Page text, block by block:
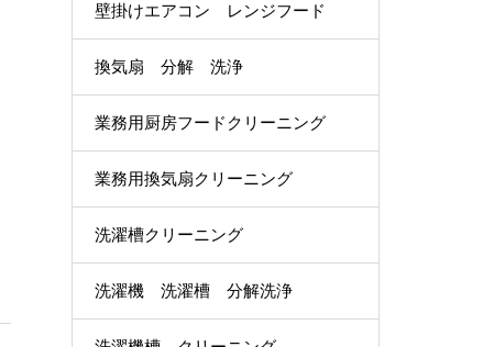
壁掛けエアコン レンジフード
換気扇 分解 洗浄
業務用厨房フードクリーニング
業務用換気扇クリーニング
洗濯槽クリーニング
洗濯機 洗濯槽 分解洗浄